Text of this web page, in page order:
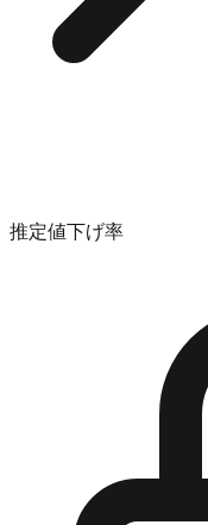
推定値下げ率